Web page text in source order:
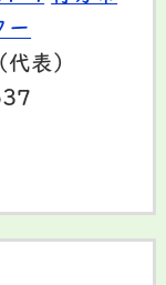
ー
代表）